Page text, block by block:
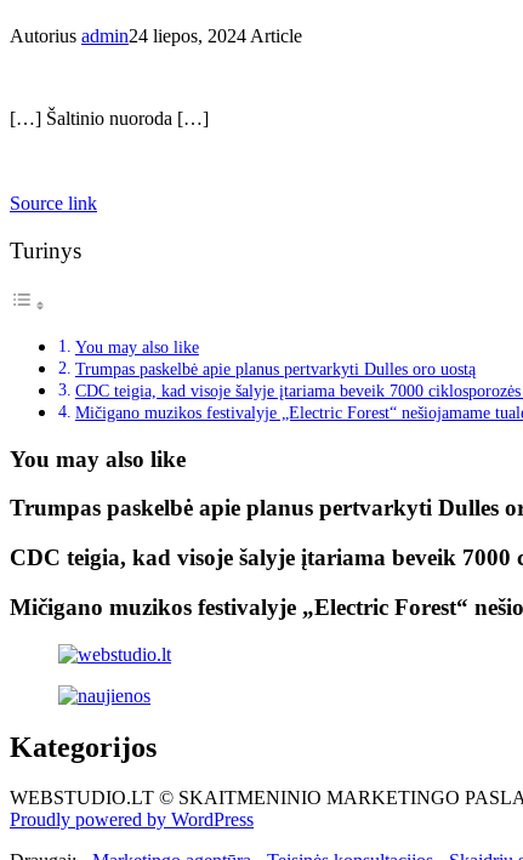
Autorius admin24 liepos, 2024 Article
[…] Šaltinio nuoroda […]
Source link
Turinys
You may also like
Trumpas paskelbė apie planus pertvarkyti Dulles oro uostą
CDC teigia, kad visoje šalyje įtariama beveik 7000
Mičigano muzikos festivalyje „Electric Forest“ nešiojamame
You may also like
Trumpas paskelbė apie planus pertvarkyti Dulles
CDC teigia, kad visoje šalyje įtariama beveik 7000
Mičigano muzikos festivalyje „Electric Forest“
Kategorijos
WEBSTUDIO.LT © SKAITMENINIO MARKETINGO
Proudly powered by WordPress